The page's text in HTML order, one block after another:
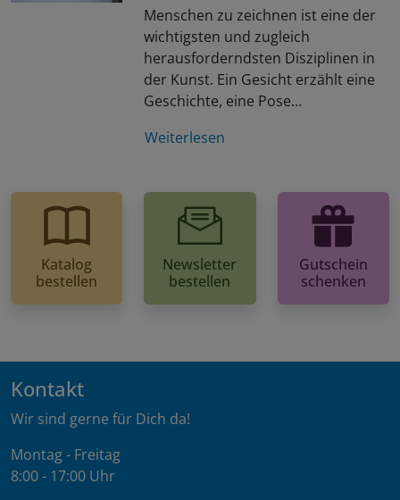
Menschen zu zeichnen ist eine der
wichtigsten und zugleich
herausforderndsten Disziplinen in
der Kunst. Ein Gesicht erzählt eine
Geschichte, eine Pose…
Weiterlesen
Katalog
bestellen
Newsletter
bestellen
Gutschein
schenken
Kontakt
Wir sind gerne für Dich da!
Montag - Freitag
8:00 - 17:00 Uhr